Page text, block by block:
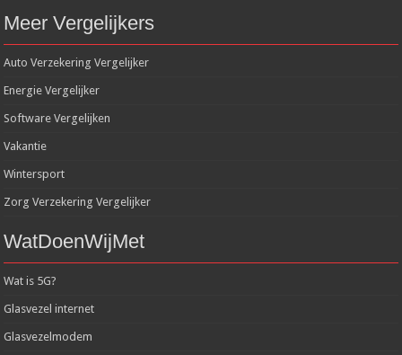
Meer Vergelijkers
Auto Verzekering Vergelijker
Energie Vergelijker
Software Vergelijken
Vakantie
Wintersport
Zorg Verzekering Vergelijker
WatDoenWijMet
Wat is 5G?
Glasvezel internet
Glasvezelmodem